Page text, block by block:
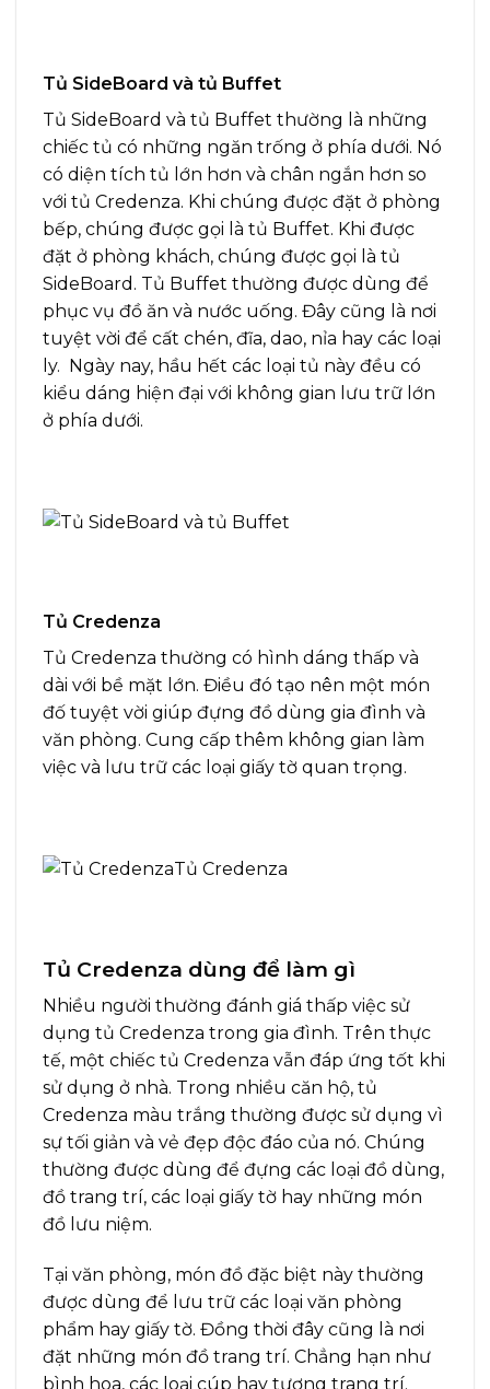
Tủ SideBoard và tủ Buffet
Tủ SideBoard và tủ Buffet thường là những
chiếc tủ có những ngăn trống ở phía dưới. Nó
có diện tích tủ lớn hơn và chân ngắn hơn so
với tủ Credenza. Khi chúng được đặt ở phòng
bếp, chúng được gọi là tủ Buffet. Khi được
đặt ở phòng khách, chúng được gọi là tủ
SideBoard. Tủ Buffet thường được dùng để
phục vụ đồ ăn và nước uống. Đây cũng là nơi
tuyệt vời để cất chén, đĩa, dao, nỉa hay các loại
ly. Ngày nay, hầu hết các loại tủ này đều có
kiểu dáng hiện đại với không gian lưu trữ lớn
ở phía dưới.
Tủ Credenza
Tủ Credenza thường có hình dáng thấp và
dài với bề mặt lớn. Điều đó tạo nên một món
đố tuyệt vời giúp đựng đồ dùng gia đình và
văn phòng. Cung cấp thêm không gian làm
việc và lưu trữ các loại giấy tờ quan trọng.
Tủ Credenza dùng để làm gì
Nhiều người thường đánh giá thấp việc sử
dụng tủ Credenza trong gia đình. Trên thực
tế, một chiếc tủ Credenza vẫn đáp ứng tốt khi
sử dụng ở nhà. Trong nhiều căn hộ, tủ
Credenza màu trắng thường được sử dụng vì
sự tối giản và vẻ đẹp độc đáo của nó. Chúng
thường được dùng để đựng các loại đồ dùng,
đồ trang trí, các loại giấy tờ hay những món
đồ lưu niệm.
Tại văn phòng, món đồ đặc biệt này thường
được dùng để lưu trữ các loại văn phòng
phẩm hay giấy tờ. Đồng thời đây cũng là nơi
đặt những món đồ trang trí. Chẳng hạn như
bình hoa, các loại cúp hay tượng trang trí.